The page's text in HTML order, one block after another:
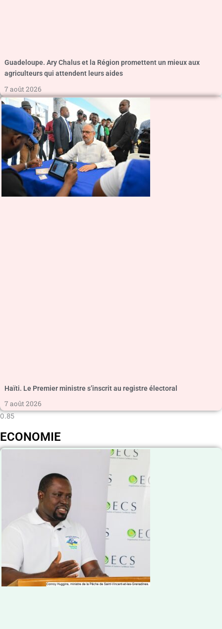
Guadeloupe. Ary Chalus et la Région promettent un mieux aux
agriculteurs qui attendent leurs aides
7 août 2026
Haïti. Le Premier ministre s’inscrit au registre électoral
7 août 2026
ECONOMIE